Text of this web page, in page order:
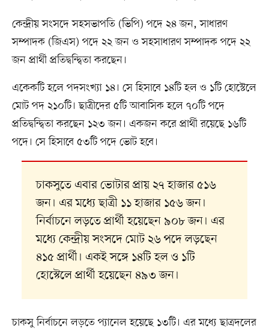
কেন্দ্রীয় সংসদে সহসভাপতি (ভিপি) পদে ২৪ জন, সাধারণ
সম্পাদক (জিএস) পদে ২২ জন ও সহসাধারণ সম্পাদক পদে ২২
জন প্রার্থী প্রতিদ্বন্দ্বিতা করছেন।
একেকটি হলে পদসংখ্যা ১৪। সে হিসাবে ১৪টি হল ও ১টি হোস্টেলে
মোট পদ ২১০টি। ছাত্রীদের ৫টি আবাসিক হলে ৭০টি পদে
প্রতিদ্বন্দ্বিতা করছেন ১২৩ জন। একজন করে প্রার্থী রয়েছে ১৬টি
পদে। সে হিসাবে ৫৩টি পদে ভোট হবে।
চাকসুতে এবার ভোটার প্রায় ২৭ হাজার ৫১৬
জন। এর মধ্যে ছাত্রী ১১ হাজার ১৫৬ জন।
নির্বাচনে লড়তে প্রার্থী হয়েছেন ৯০৮ জন। এর
মধ্যে কেন্দ্রীয় সংসদে মোট ২৬ পদে লড়ছেন
৪১৫ প্রার্থী। একই সঙ্গে ১৪টি হল ও ১টি
হোস্টেলে প্রার্থী হয়েছেন ৪৯৩ জন।
চাকসু নির্বাচনে লড়তে প্যানেল হয়েছে ১৩টি। এর মধ্যে ছাত্রদলের